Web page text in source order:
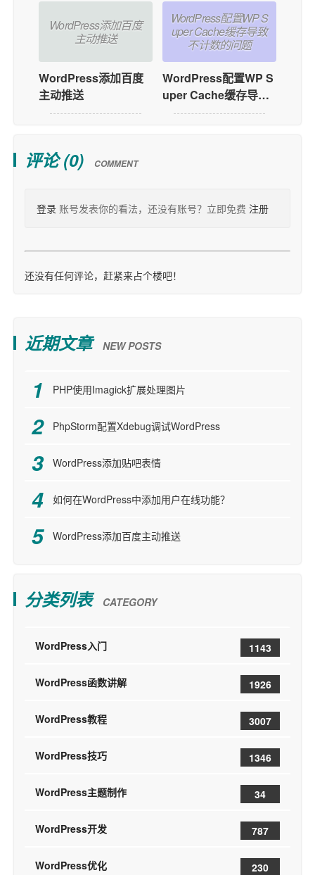
WordPress添加百度
主动推送
WordPress添加百度
主动推送
WordPress配置WP S
uper Cache缓存导致
不计数的问题
WordPress配置WP S
uper Cache缓存导致
不计数的问题
评论 (0) COMMENT
登录 账号发表你的看法，还没有账号？立即免费 注册
还没有任何评论，赶紧来占个楼吧！
近期文章 NEW POSTS
PHP使用Imagick扩展处理图片
PhpStorm配置Xdebug调试WordPress
WordPress添加贴吧表情
如何在WordPress中添加用户在线功能？
WordPress添加百度主动推送
分类列表 CATEGORY
WordPress入门 1143
WordPress函数讲解 1926
WordPress教程 3007
WordPress技巧 1346
WordPress主题制作 34
WordPress开发 787
WordPress优化 230